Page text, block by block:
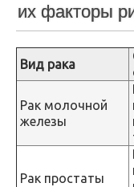
их факторы
Вид рака
Рак молочной
железы
Рак простаты